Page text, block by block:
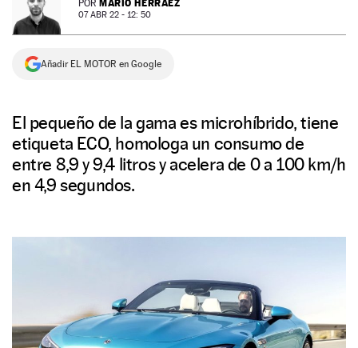
NEWSLETTER
SÍGUENOS
POR MARIO HERRÁEZ
07 ABR 22 - 12: 50
Añadir EL MOTOR en Google
El pequeño de la gama es microhíbrido, tiene
etiqueta ECO, homologa un consumo de
entre 8,9 y 9,4 litros y acelera de 0 a 100 km/h
en 4,9 segundos.